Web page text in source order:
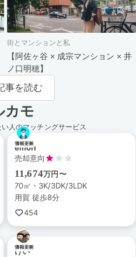
街とマンションと私
【阿佐ヶ谷 × 成宗マンション × 井
ノ口明穂】
事を読む
カモ
人のマッチングサービス
emori
売却意向
11,674万円〜
70㎡・3K/3DK/3LDK
用賀 徒歩8分
454
けい